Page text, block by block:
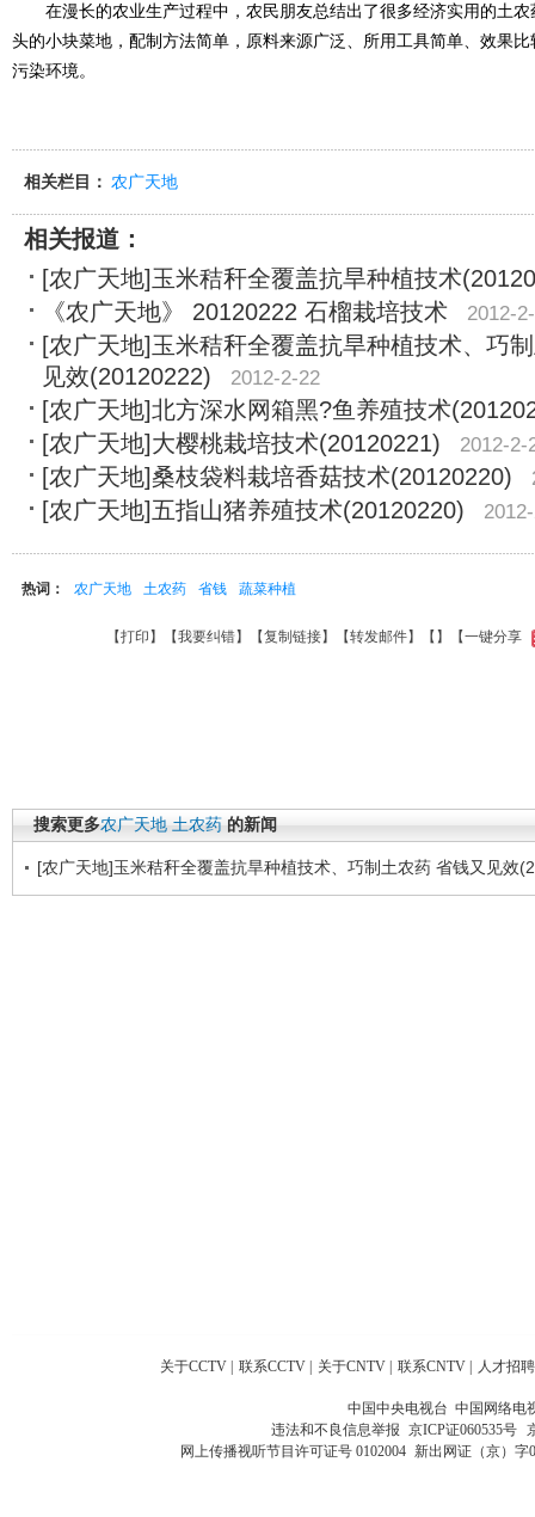
在漫长的农业生产过程中，农民朋友总结出了很多经济实用的土农
头的小块菜地，配制方法简单，原料来源广泛、所用工具简单、效果
污染环境。
相关栏目： 农广天地
相关报道：
[农广天地]玉米秸秆全覆盖抗旱种植技术
《农广天地》 20120222 石榴栽培技术
2012-
[农广天地]玉米秸秆全覆盖抗旱种植技术、巧
见效(20120222)
2012-2-22
[农广天地]北方深水网箱黑?鱼养殖技术
[农广天地]大樱桃栽培技术(20120221)
2012-2-
[农广天地]桑枝袋料栽培香菇技术(20120220)
[农广天地]五指山猪养殖技术(20120220)
热词： 农广天地 土农药 省钱 蔬菜种植
【打印 】【我要纠错】【复制链接】【转发邮件】【 】 【一键分享
搜索更多农广天地 土农药 的新闻
[农广天地]玉米秸秆全覆盖抗旱种植技术、巧制土农药 省钱又见效
关于CCTV 联系CCTV 关于CNTV 联系CNTV 人才招聘
中国中央电视台 中国网络电
违法和不良信息举报 京ICP证060535号
网上传播视听节目许可证号 0102004 新出网证（京）